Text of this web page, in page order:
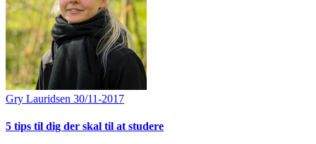
Gry Lauridsen 30/11-2017
5 tips til dig der skal til at studere